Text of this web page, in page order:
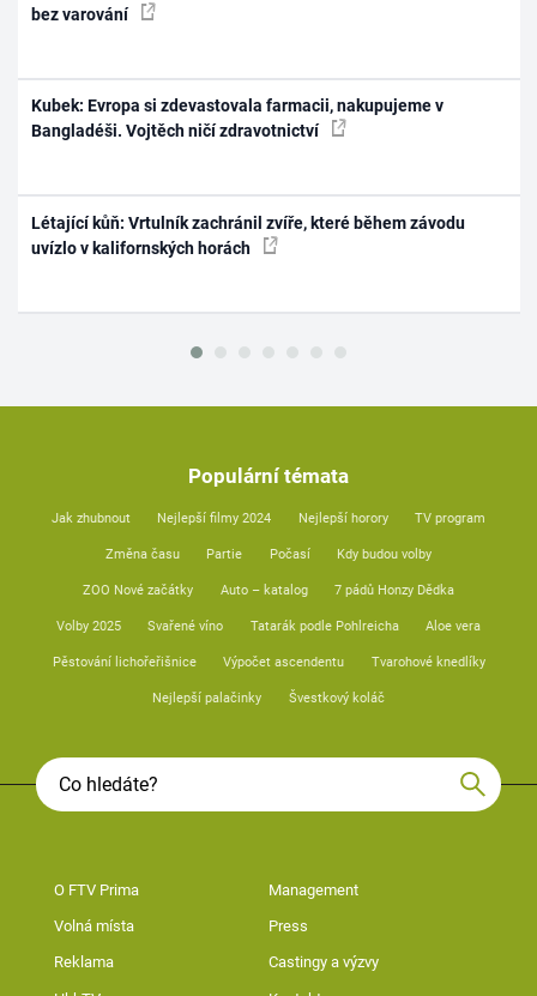
bez varování
Kubek: Evropa si zdevastovala farmacii, nakupujeme v
Bangladéši. Vojtěch ničí zdravotnictví
Létající kůň: Vrtulník zachránil zvíře, které během závodu
uvízlo v kalifornských horách
Populární témata
Jak zhubnout Nejlepší filmy 2024 Nejlepší horory TV program
Změna času Partie Počasí Kdy budou volby
ZOO Nové začátky Auto – katalog 7 pádů Honzy Dědka
Volby 2025 Svařené víno Tatarák podle Pohlreicha Aloe vera
Pěstování lichořeřišnice Výpočet ascendentu Tvarohové knedlíky
Nejlepší palačinky Švestkový koláč
O FTV Prima Management
Volná místa Press
Reklama Castingy a výzvy